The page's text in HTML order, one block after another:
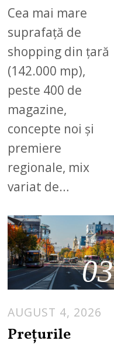
Cea mai mare
suprafață de
shopping din țară
(142.000 mp),
peste 400 de
magazine,
concepte noi și
premiere
regionale, mix
variat de…
03
AUGUST 4, 2026
Prețurile